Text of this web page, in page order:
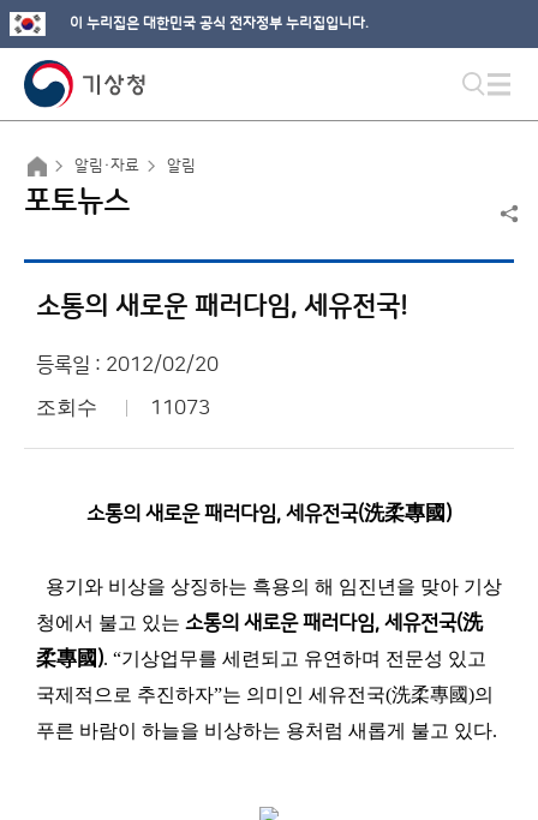
이 누리집은 대한민국 공식 전자정부 누리집입니다.
알림·자료 알림
포토뉴스
소통의 새로운 패러다임, 세유전국!
등록일 : 2012/02/20
조회수 11073
소통의 새로운 패러다임, 세유전국(洗柔專國)
용기와 비상을 상징하는 흑용의 해 임진년을 맞아 기상
청에서 불고 있는 소통의 새로운 패러다임, 세유전국(洗
柔專國). “기상업무를 세련되고 유연하며 전문성 있고
국제적으로 추진하자”는 의미인 세유전국(洗柔專國)의
푸른 바람이 하늘을 비상하는 용처럼 새롭게 불고 있다.